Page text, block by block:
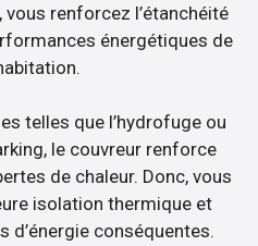
vous renforcez l’étanchéité
énergétiques de
telles que l’hydrofuge ou
le couvreur renforce
de chaleur. Donc, vous
isolation thermique et
d’énergie conséquentes.